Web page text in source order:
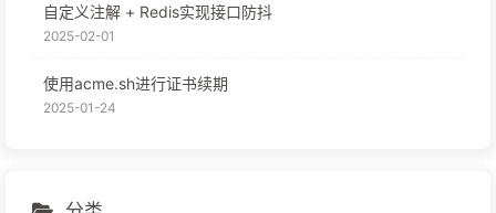
自定义注解 + Redis实现接口防抖
2025-02-01
使用acme.sh进行证书续期
2025-01-24